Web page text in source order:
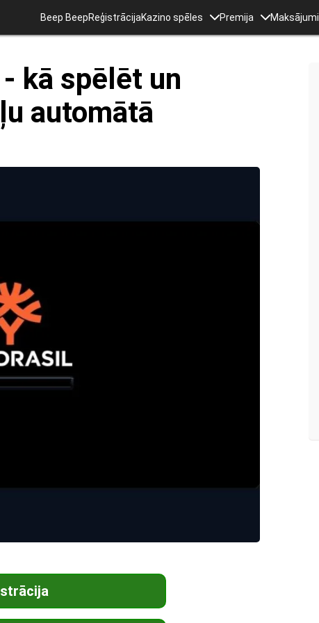
Beep BeepReģistrācijaKazino spēles Premija Maksājumi
kā spēlēt un
automātā